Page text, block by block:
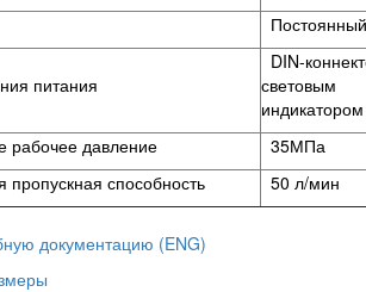
питания
DIN-
световым
индикатором
рабочее давление
35МПа
пропускная способность
50 л/мин
документацию (ENG)